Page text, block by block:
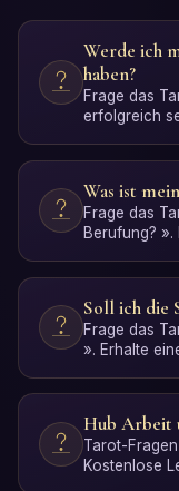
Werde ich
haben?
Frage das
erfolgreich
Was ist
Frage das
Berufung?
Soll ich die
Frage das
». Erhalte
Hub Arbeit
Tarot-
Kostenlose